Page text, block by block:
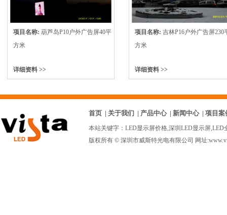
项目名称: 葫芦岛P10户外广告屏40平
方米
详细资料 >>
项目名称: 吉林P16户外广告屏230
方米
详细资料 >>
首页 | 关于我们 | 产品中心| 新闻中心| 项目案
本站关键字： LED显示屏价格,深圳LED显示屏,LED
版权所有 © 深圳市威斯特光电有限公司 网址